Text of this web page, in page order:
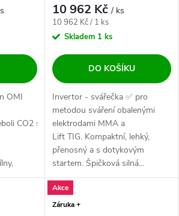
OMI
CO2 s
10 962 Kč/ ks
Měrná cena:
10 962 Kč / 1 ks
Skladem 1 ks
DO KOŠÍKU
Invertor - svářečka ✅ pro
metodou sváření obalenými
elektrodami MMA a
Lift TIG. Kompaktní, lehký,
přenosný a s dotykovým
startem. Špičková silná...
Akce
Záruka +